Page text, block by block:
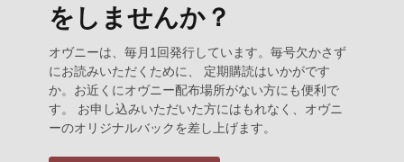
をしませんか？
オヴニーは、毎月1回発行しています。毎号欠かさず
にお読みいただくために、 定期購読はいかがです
か。お近くにオヴニー配布場所がない方にも便利で
す。 お申し込みいただいた方にはもれなく、オヴニ
ーのオリジナルバックを差し上げます。